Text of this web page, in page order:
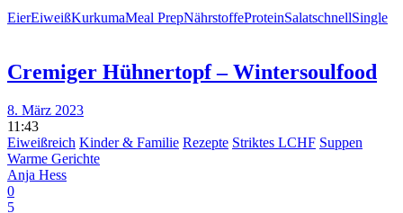
EierEiweißKurkumaMeal PrepNährstoffeProteinSalatschnellSingle
Cremiger Hühnertopf – Wintersoulfood
8. März 2023
11:43
Eiweißreich Kinder & Familie Rezepte Striktes LCHF Suppen
Warme Gerichte
Anja Hess
0
5